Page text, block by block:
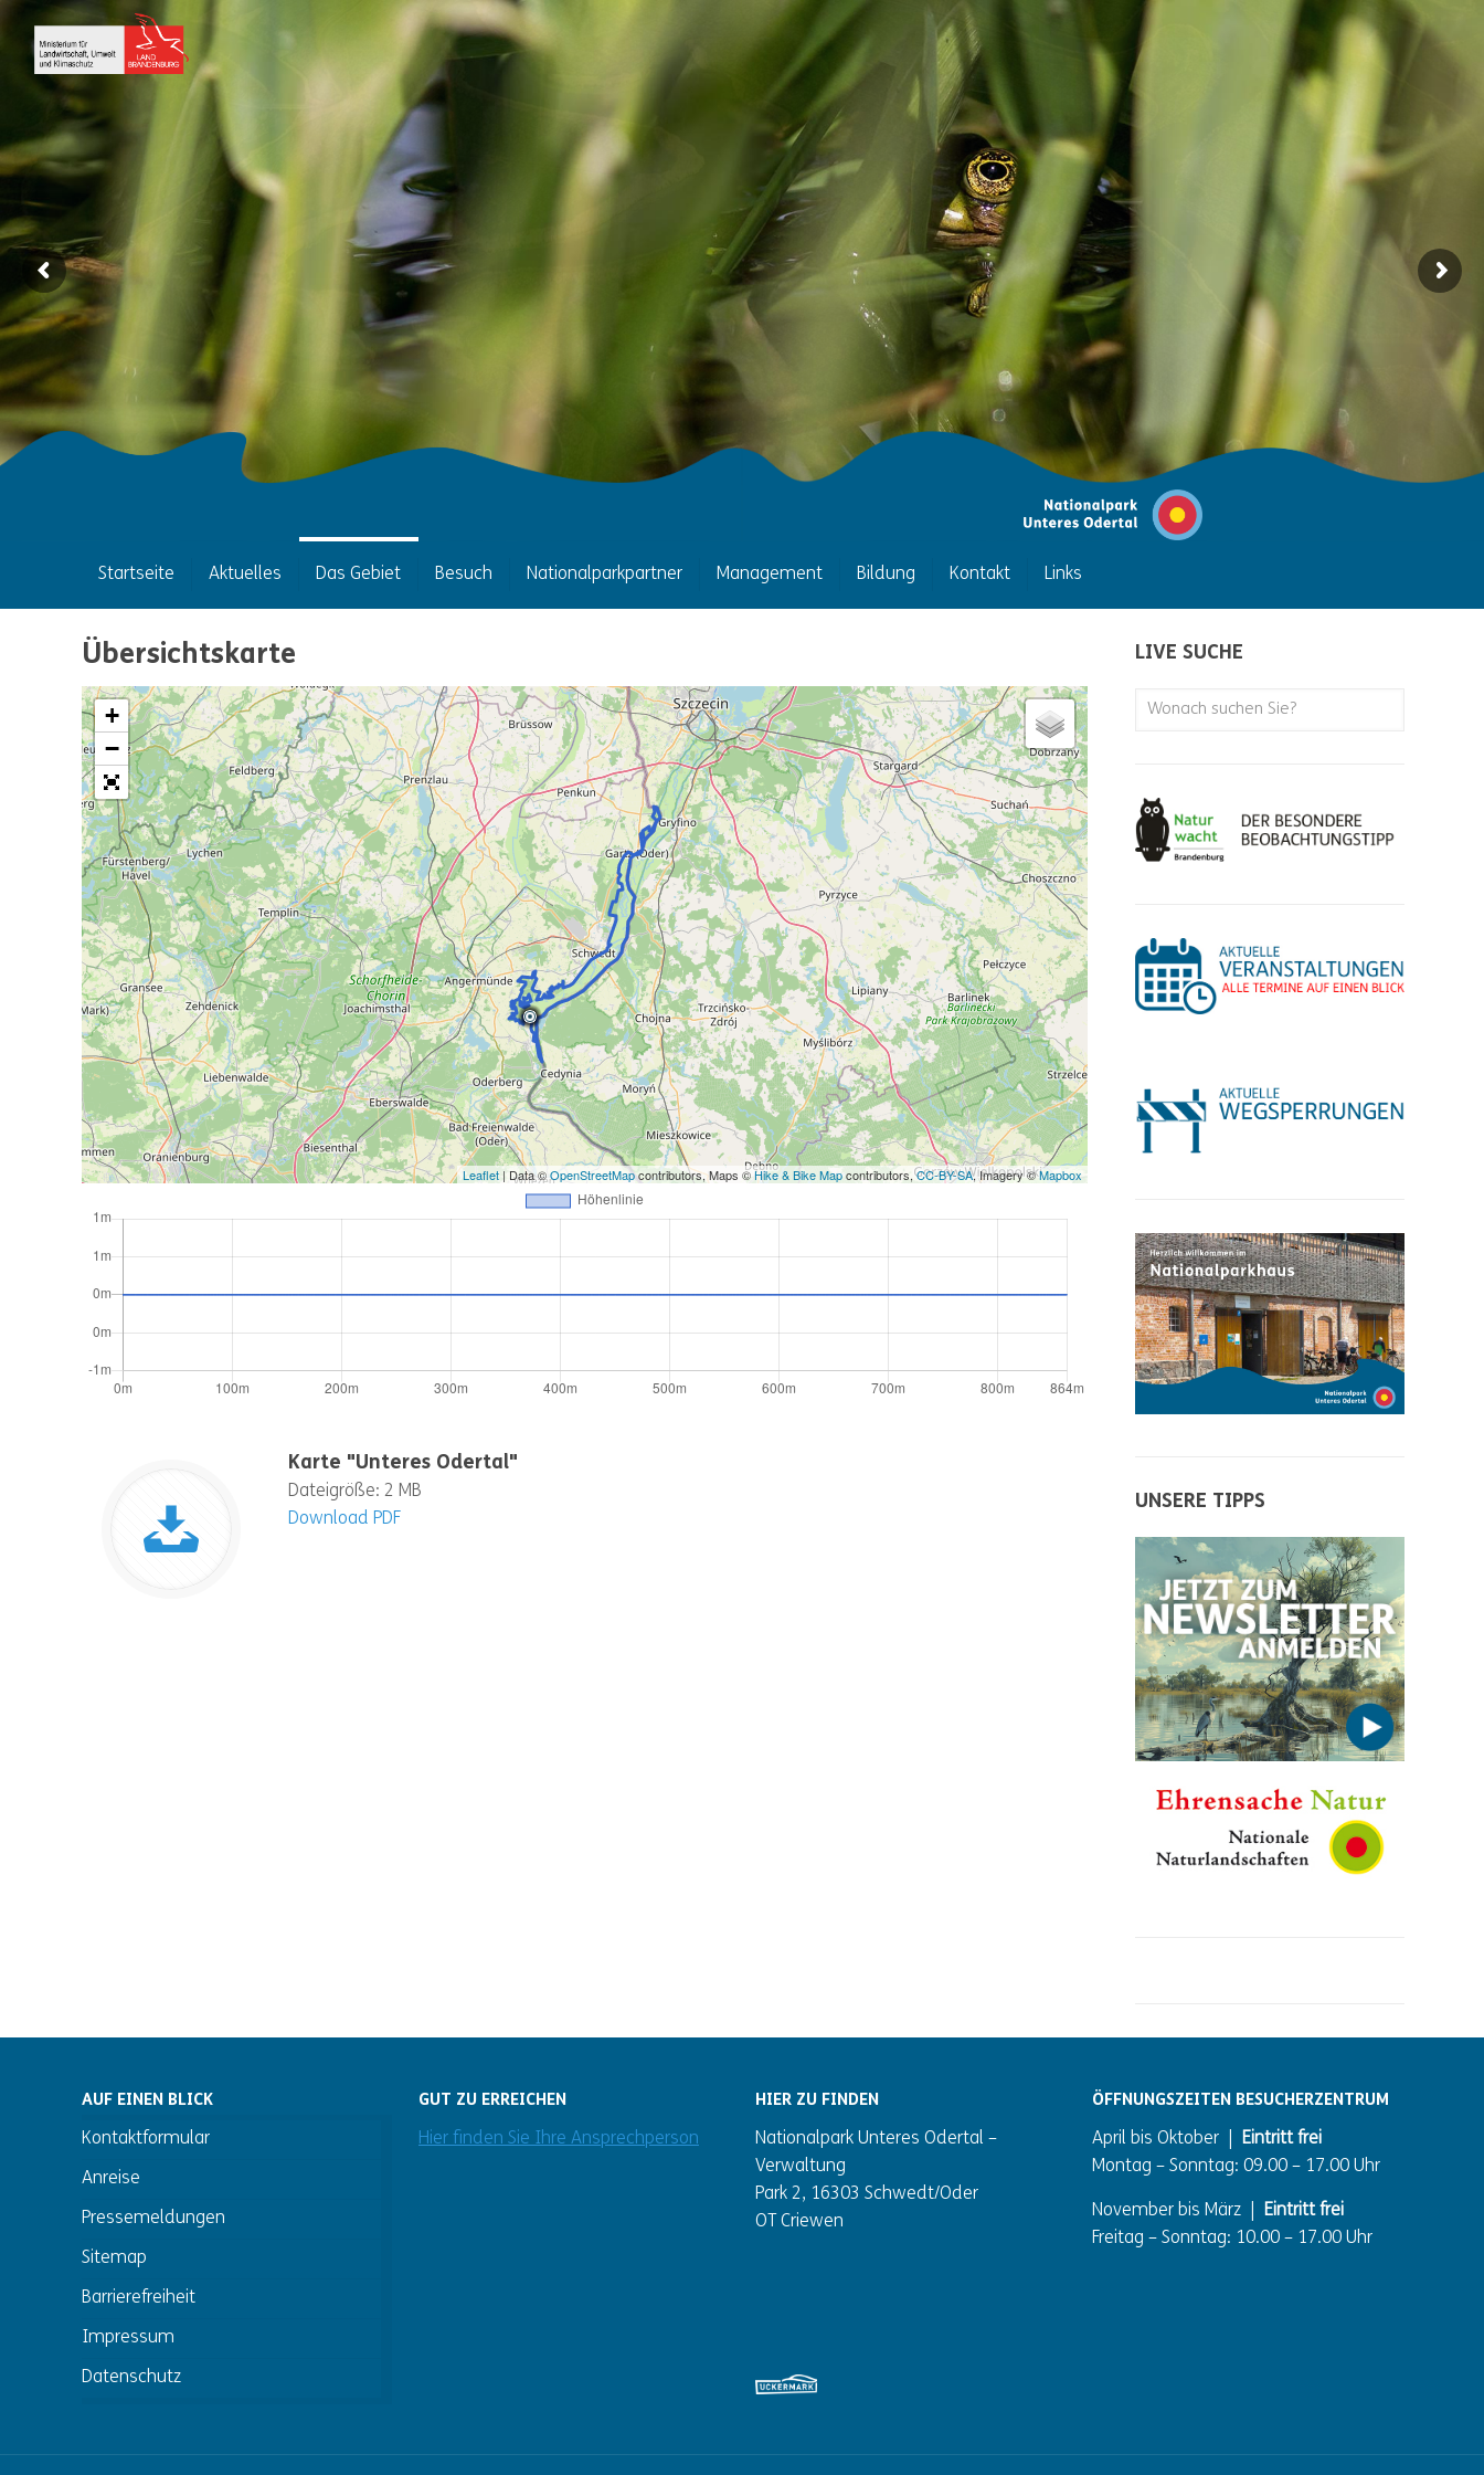
Startseite Aktuelles Das Gebiet Besuch Nationalparkpartner Management Bildung Kontakt Links
Übersichtskarte
+
−
Leaflet | Data ©OpenStreetMapcontributors, Maps ©Hike & Bike Mapcontributors,CC-BY-SA, Imagery ©Mapbox
Karte "Unteres Odertal"
Dateigröße: 2 MB
Download PDF
LIVE SUCHE
UNSERE TIPPS
AUF EINEN BLICK
Kontaktformular
Anreise
Pressemeldungen
Sitemap
Barrierefreiheit
Impressum
Datenschutz
GUT ZU ERREICHEN
Hier finden Sie Ihre Ansprechperson
HIER ZU FINDEN
Nationalpark Unteres Odertal –
Verwaltung
Park 2, 16303 Schwedt/Oder
OT Criewen
ÖFFNUNGSZEITEN BESUCHERZENTRUM
April bis Oktober | Eintritt frei
Montag – Sonntag: 09.00 – 17.00 Uhr
November bis März | Eintritt frei
Freitag – Sonntag: 10.00 – 17.00 Uhr